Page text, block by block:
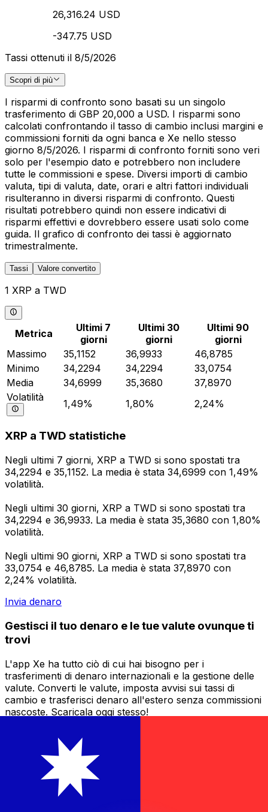
26,316.24 USD
-347.75 USD
Tassi ottenuti il 8/5/2026
Scopri di più
I risparmi di confronto sono basati su un singolo
trasferimento di GBP 20,000 a USD. I risparmi sono
calcolati confrontando il tasso di cambio inclusi margini e
commissioni forniti da ogni banca e Xe nello stesso
giorno 8/5/2026. I risparmi di confronto forniti sono veri
solo per l'esempio dato e potrebbero non includere
tutte le commissioni e spese. Diversi importi di cambio
valuta, tipi di valuta, date, orari e altri fattori individuali
risulteranno in diversi risparmi di confronto. Questi
risultati potrebbero quindi non essere indicativi di
risparmi effettivi e dovrebbero essere usati solo come
guida. Il grafico di confronto dei tassi è aggiornato
trimestralmente.
Tassi Valore convertito
1 XRP a TWD
Metrica
Ultimi 7
giorni
Ultimi 30
giorni
Ultimi 90
giorni
Massimo
35,1152 36,9933
46,8785
Minimo
34,2294 34,2294
33,0754
Media
34,6999 35,3680
37,8970
Volatilità
1,49% 1,80% 2,24%
XRP a TWD statistiche
Negli ultimi 7 giorni, XRP a TWD si sono spostati tra
34,2294 e 35,1152. La media è stata 34,6999 con 1,49%
volatilità.
Negli ultimi 30 giorni, XRP a TWD si sono spostati tra
34,2294 e 36,9933. La media è stata 35,3680 con 1,80%
volatilità.
Negli ultimi 90 giorni, XRP a TWD si sono spostati tra
33,0754 e 46,8785. La media è stata 37,8970 con
2,24% volatilità.
Invia denaro
Gestisci il tuo denaro e le tue valute ovunque ti
trovi
L'app Xe ha tutto ciò di cui hai bisogno per i
trasferimenti di denaro internazionali e la gestione delle
valute. Converti le valute, imposta avvisi sui tassi di
cambio e trasferisci denaro all'estero senza commissioni
nascoste. Scaricala oggi stesso!